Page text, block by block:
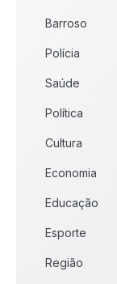
Barroso
Polícia
Saúde
Política
Cultura
Economia
Educação
Esporte
Região